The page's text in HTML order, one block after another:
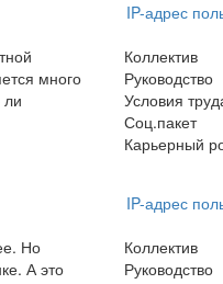
IP-адрес
много
Коллектив
Руководство
Условия
Соц.пакет
Карьерный
IP-адрес
Но
А это
Коллектив
Руководство